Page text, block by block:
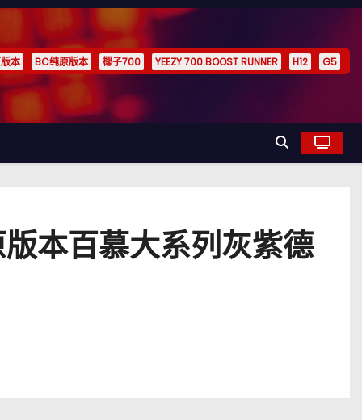
本 BC纯原版本 椰子700 YEEZY 700 BOOST RUNNER H12 G5
本百慕大系列灰紫德